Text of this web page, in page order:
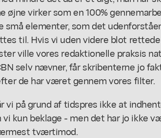
øjne virker som en 100%
små elementer, som det
til. Hvis vi uden videre blot
ville vores redaktionelle praksis
selv nævner, får skribenterne jo
de har været gennem vores filter.
vi på grund af tidspres ikke at
vi kun beklage - men det har jo ikke
tværtimod.